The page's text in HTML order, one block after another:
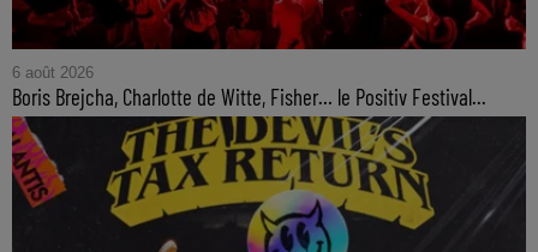
6 août 2026
Boris Brejcha, Charlotte de Witte, Fisher… le Positiv Festival...